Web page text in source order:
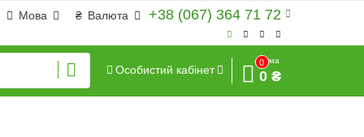
+38 (067) 364 71 72
₴ Валюта
Мова
Особистий кабінет
0
Сума
0 ₴